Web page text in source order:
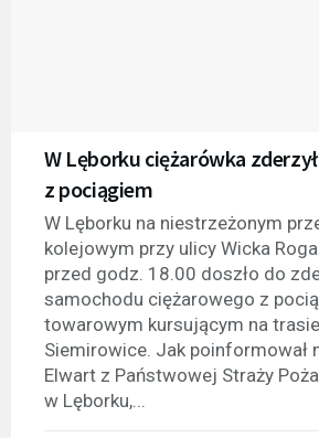
W Lęborku ciężarówka
z pociągiem
W Lęborku na niestrzeżonym
kolejowym przy ulicy Wicka
przed godz. 18.00 doszło do
samochodu ciężarowego z
towarowym kursującym na
Siemirowice. Jak poinformował
Elwart z Państwowej Straży
w Lęborku,...